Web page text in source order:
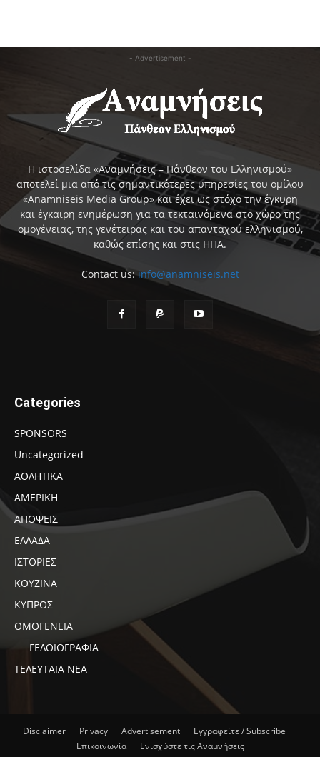
- Advertisement -
Η ιστοσελίδα «Αναμνήσεις – Πάνθεον του Ελληνισμού»
αποτελεί μια από τις σημαντικότερες υπηρεσίες του ομίλου
«Anamniseis Media Group» και έχει ως στόχο την έγκυρη
και έγκαιρη ενημέρωση για τα τεκταινόμενα στο χώρο της
ομογένειας, της γενέτειρας και του απανταχού ελληνισμού,
καθώς επίσης και στις ΗΠΑ.
Contact us:info@anamniseis.net
Categories
SPONSORS
Uncategorized
ΑΘΛΗΤΙΚΑ
ΑΜΕΡΙΚΗ
ΑΠΟΨΕΙΣ
ΕΛΛΑΔΑ
ΙΣΤΟΡΙΕΣ
ΚΟΥΖΙΝΑ
ΚΥΠΡΟΣ
ΟΜΟΓΕΝΕΙΑ
ΓΕΛΟΙΟΓΡΑΦΙΑ
ΤΕΛΕΥΤΑΙΑ ΝΕΑ
Disclaimer Privacy Advertisement
Εγγραφείτε / Subscribe
Επικοινωνία
Ενισχύστε τις Αναμνήσεις